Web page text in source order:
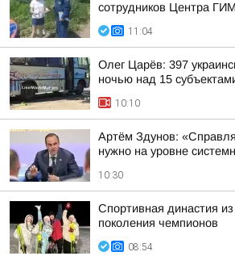
сотрудников Центра
11:04
Олег Царёв: 397
ночью над 15
10:10
Артём Здунов:
нужно на уровне
10:30
Спортивная династия
поколения чемпионов
08:54